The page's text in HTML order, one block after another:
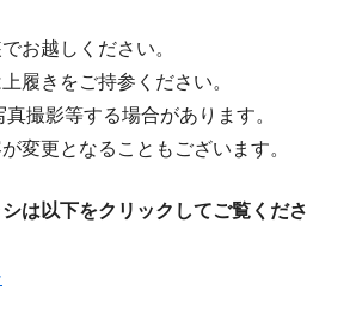
お越しください。
履きをご持参ください。
真撮影等する場合があります。
変更となることもございます。
は以下をクリックしてご覧くださ